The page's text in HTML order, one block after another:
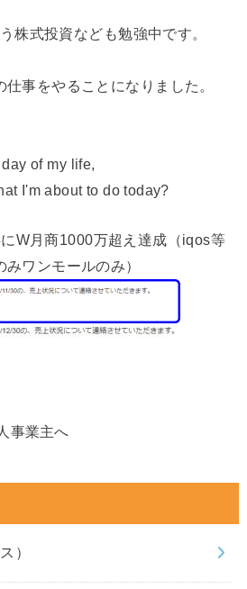
株式投資なども勉強中です。
事をやることになりました。
of my life,
I'm about to do today?
W月商1000万超え達成（iqos等
ワンモールのみ）
事業主へ
）